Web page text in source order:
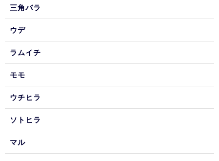
三角バラ
ウデ
ラムイチ
モモ
ウチヒラ
ソトヒラ
マル